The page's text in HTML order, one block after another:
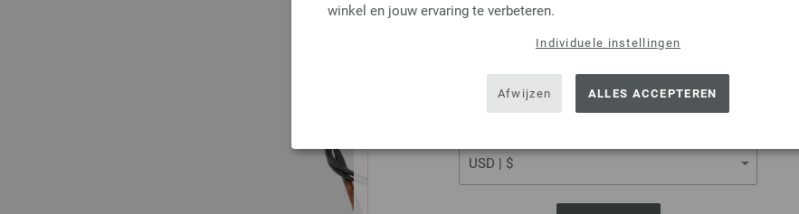
SHIPPING TO
USA - The United States of America
winkel en jouw ervaring te verbeteren.
Individuele instellingen
Afwijzen ALLES ACCEPTEREN
Rondbreinaalden
Rondbreinaalden designer
7,14 €